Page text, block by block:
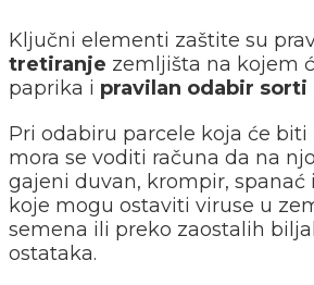
Ključni elementi zaštite su
tretiranje zemljišta na kojem
paprika i pravilan odabir sorti
Pri odabiru parcele koja će
mora se voditi računa da na
gajeni duvan, krompir, spanać
koje mogu ostaviti viruse u
semena ili preko zaostalih
ostataka.